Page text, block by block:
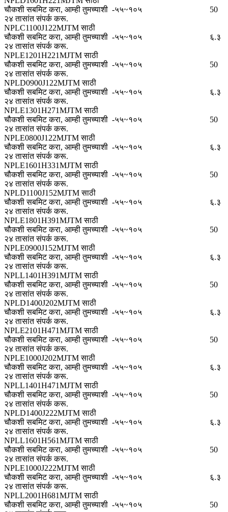
चौकशी सबमिट करा, आम्ही तुमच्याशी
२४ तासांत संपर्क करू.
-५५~१०५ 50
NPLC1100J122MJTM साठी
चौकशी सबमिट करा, आम्ही तुमच्याशी
२४ तासांत संपर्क करू.
-५५~१०५ ६.३
NPLE1201H221MJTM साठी
चौकशी सबमिट करा, आम्ही तुमच्याशी
२४ तासांत संपर्क करू.
-५५~१०५ 50
NPLD0900J122MJTM साठी
चौकशी सबमिट करा, आम्ही तुमच्याशी
२४ तासांत संपर्क करू.
-५५~१०५ ६.३
NPLE1301H271MJTM साठी
चौकशी सबमिट करा, आम्ही तुमच्याशी
२४ तासांत संपर्क करू.
-५५~१०५ 50
NPLE0800J122MJTM साठी
चौकशी सबमिट करा, आम्ही तुमच्याशी
२४ तासांत संपर्क करू.
-५५~१०५ ६.३
NPLE1601H331MJTM साठी
चौकशी सबमिट करा, आम्ही तुमच्याशी
२४ तासांत संपर्क करू.
-५५~१०५ 50
NPLD1100J152MJTM साठी
चौकशी सबमिट करा, आम्ही तुमच्याशी
२४ तासांत संपर्क करू.
-५५~१०५ ६.३
NPLE1801H391MJTM साठी
चौकशी सबमिट करा, आम्ही तुमच्याशी
२४ तासांत संपर्क करू.
-५५~१०५ 50
NPLE0900J152MJTM साठी
चौकशी सबमिट करा, आम्ही तुमच्याशी
२४ तासांत संपर्क करू.
-५५~१०५ ६.३
NPLL1401H391MJTM साठी
चौकशी सबमिट करा, आम्ही तुमच्याशी
२४ तासांत संपर्क करू.
-५५~१०५ 50
NPLD1400J202MJTM साठी
चौकशी सबमिट करा, आम्ही तुमच्याशी
२४ तासांत संपर्क करू.
-५५~१०५ ६.३
NPLE2101H471MJTM साठी
चौकशी सबमिट करा, आम्ही तुमच्याशी
२४ तासांत संपर्क करू.
-५५~१०५ 50
NPLE1000J202MJTM साठी
चौकशी सबमिट करा, आम्ही तुमच्याशी
२४ तासांत संपर्क करू.
-५५~१०५ ६.३
NPLL1401H471MJTM साठी
चौकशी सबमिट करा, आम्ही तुमच्याशी
२४ तासांत संपर्क करू.
-५५~१०५ 50
NPLD1400J222MJTM साठी
चौकशी सबमिट करा, आम्ही तुमच्याशी
२४ तासांत संपर्क करू.
-५५~१०५ ६.३
NPLL1601H561MJTM साठी
चौकशी सबमिट करा, आम्ही तुमच्याशी
२४ तासांत संपर्क करू.
-५५~१०५ 50
NPLE1000J222MJTM साठी
चौकशी सबमिट करा, आम्ही तुमच्याशी
२४ तासांत संपर्क करू.
-५५~१०५ ६.३
NPLL2001H681MJTM साठी
चौकशी सबमिट करा, आम्ही तुमच्याशी -५५~१०५ 50